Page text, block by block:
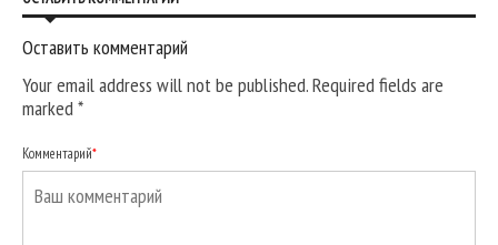
Оставить комментарий
Your email address will not be published. Required fields are
marked*
Комментарий*